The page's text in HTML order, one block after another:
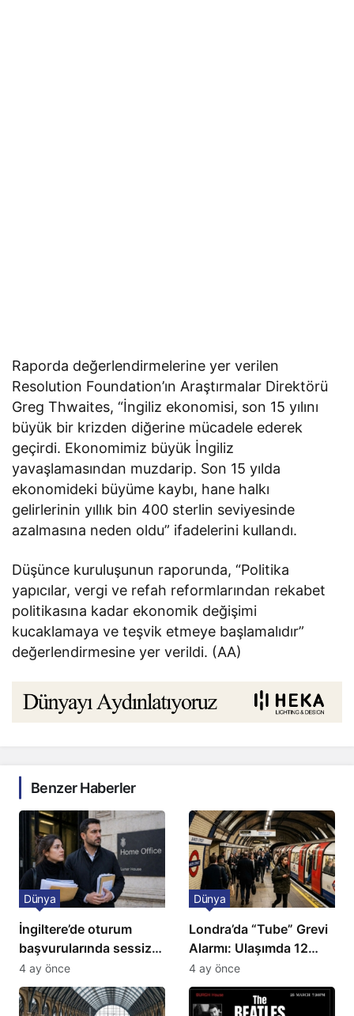
Raporda değerlendirmelerine yer verilen
Resolution Foundation’ın Araştırmalar Direktörü
Greg Thwaites, “İngiliz ekonomisi, son 15 yılını
büyük bir krizden diğerine mücadele ederek
geçirdi. Ekonomimiz büyük İngiliz
yavaşlamasından muzdarip. Son 15 yılda
ekonomideki büyüme kaybı, hane halkı
gelirlerinin yıllık bin 400 sterlin seviyesinde
azalmasına neden oldu” ifadelerini kullandı.
Düşünce kuruluşunun raporunda, “Politika
yapıcılar, vergi ve refah reformlarından rekabet
politikasına kadar ekonomik değişimi
kucaklamaya ve teşvik etmeye başlamalıdır”
değerlendirmesine yer verildi. (AA)
Benzer Haberler
İngiltere’de oturum
başvurularında sessiz
kriz: Büyükelçilikten
açıklama!
Dünya
4 ay önce
Londra’da “Tube” Grevi
Alarmı: Ulaşımda 12
Günlük Kaos Kapıda
Dünya
4 ay önce